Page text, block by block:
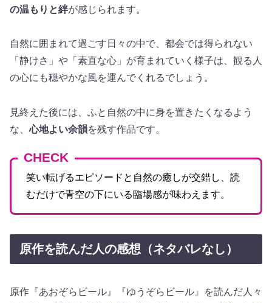
の温もりと絆が感じられます。
自然に囲まれて過ごす日々の中で、都会では得られない
「静けさ」や「素直な心」が育まれていく様子は、観る人
の心にも穏やかな風を運んでくれるでしょう。
見終えた後には、ふと自然の中に身を置きたくなるよう
な、心地よい余韻を残す作品です。
CHECK
笑い転げるエピソードと自然の癒しが交錯し、読
むだけで青空の下にいる臨場感が味わえます。
原作を読んだ人の感想（ネタバレなし）
原作『あおぞらビール』『ゆうぞらビール』を読んだ人々